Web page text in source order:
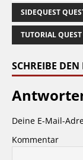
SIDEQUEST
TUTORIAL
SCHREIBE
Deine E-Mail-
Kommentar